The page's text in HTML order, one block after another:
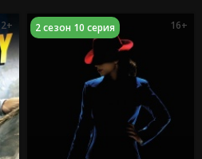
2 сезон 10 серия 16+